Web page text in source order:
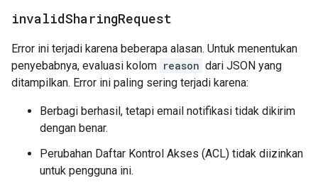
invalidSharingRequest
Error ini terjadi karena beberapa alasan. Untuk menentukan
penyebabnya, evaluasi kolom reason dari JSON yang
ditampilkan. Error ini paling sering terjadi karena:
Berbagi berhasil, tetapi email notifikasi tidak dikirim
dengan benar.
Perubahan Daftar Kontrol Akses (ACL) tidak diizinkan
untuk pengguna ini.